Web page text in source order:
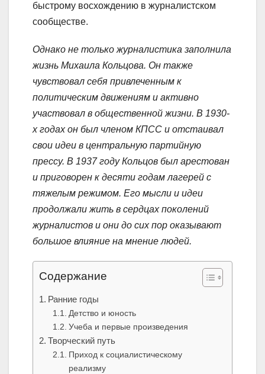
быстрому восхождению в журналистском
сообществе.
Однако не только журналистика заполнила
жизнь Михаила Кольцова. Он также
чувствовал себя привлеченным к
политическим движениям и активно
участвовал в общественной жизни. В 1930-
х годах он был членом КПСС и отстаивал
свои идеи в центральную партийную
прессу. В 1937 году Кольцов был арестован
и приговорен к десяти годам лагерей с
тяжелым режимом. Его мысли и идеи
продолжали жить в сердцах поколений
журналистов и они до сих пор оказывают
большое влияние на мнение людей.
Содержание
Ранние годы
Детство и юность
Учеба и первые произведения
Творческий путь
Приход к социалистическому
реализму